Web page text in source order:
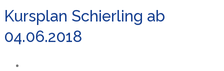
Kursplan Schierling ab
04.06.2018